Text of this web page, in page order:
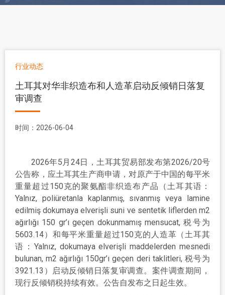
行业动态
土耳其对华非织造布和人造革启动反倾销日落复
审调查
时间：2026-06-04
2026年5月24日，土耳其贸易部发布第2026/20号
公告称，应土耳其生产商申请，对原产于中国的每平米
重量超过150克的聚氨酯非织造布产品（土耳其语：
Yalnız, poliüretanla kaplanmış, sıvanmış veya lamine
edilmiş dokumaya elverişli suni ve sentetik liflerden m2
ağırlığı 150 gr’ı geçen dokunmamış mensucat, 税号为
5603.14）和每平米重量超过150克的人造革（土耳其
语：Yalnız, dokumaya elverişli maddelerden mesnedi
bulunan, m2 ağırlığı 150gr’ı geçen deri taklitleri, 税号为
3921.13）启动反倾销日落复审调查。案件调查期间，
现行反倾销税持续有效。公告自发布之日起生效。